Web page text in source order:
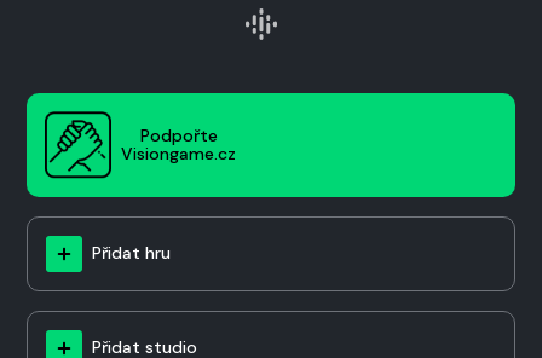
Podpořte
Visiongame.cz
Přidat hru
Přidat studio